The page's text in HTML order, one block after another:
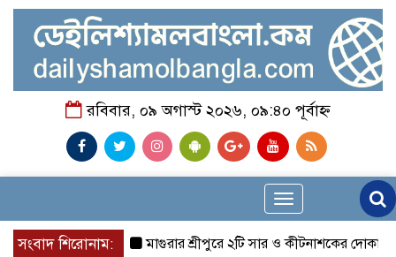
রবিবার, ০৯ অগাস্ট ২০২৬, ০৯:৪০ পূর্বাহ্ন
Toggle
navigation
সংবাদ শিরোনাম:
মাগুরার শ্রীপুরে ২টি সার ও কীটনাশকের দোকানে দুর্ধর্ষ